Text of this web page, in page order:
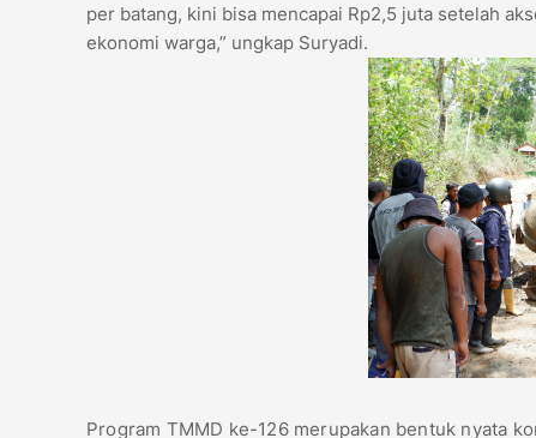
per batang, kini bisa mencapai Rp2,5 juta setelah
ekonomi warga,” ungkap Suryadi.
Program TMMD ke-126 merupakan bentuk nyata